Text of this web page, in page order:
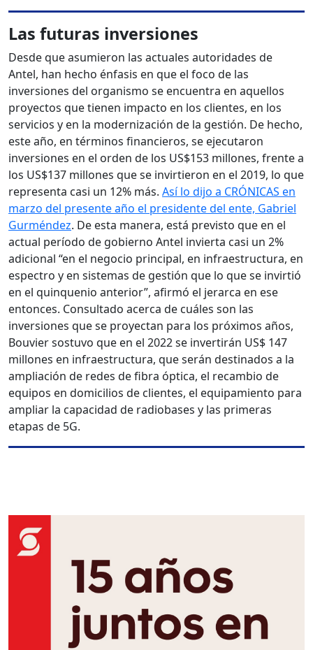
Las futuras inversiones
Desde que asumieron las actuales autoridades de
Antel, han hecho énfasis en que el foco de las
inversiones del organismo se encuentra en aquellos
proyectos que tienen impacto en los clientes, en los
servicios y en la modernización de la gestión. De hecho,
este año, en términos financieros, se ejecutaron
inversiones en el orden de los US$153 millones, frente a
los US$137 millones que se invirtieron en el 2019, lo que
representa casi un 12% más. Así lo dijo a CRÓNICAS en
marzo del presente año el presidente del ente, Gabriel
Gurméndez. De esta manera, está previsto que en el
actual período de gobierno Antel invierta casi un 2%
adicional “en el negocio principal, en infraestructura, en
espectro y en sistemas de gestión que lo que se invirtió
en el quinquenio anterior”, afirmó el jerarca en ese
entonces. Consultado acerca de cuáles son las
inversiones que se proyectan para los próximos años,
Bouvier sostuvo que en el 2022 se invertirán US$ 147
millones en infraestructura, que serán destinados a la
ampliación de redes de fibra óptica, el recambio de
equipos en domicilios de clientes, el equipamiento para
ampliar la capacidad de radiobases y las primeras
etapas de 5G.